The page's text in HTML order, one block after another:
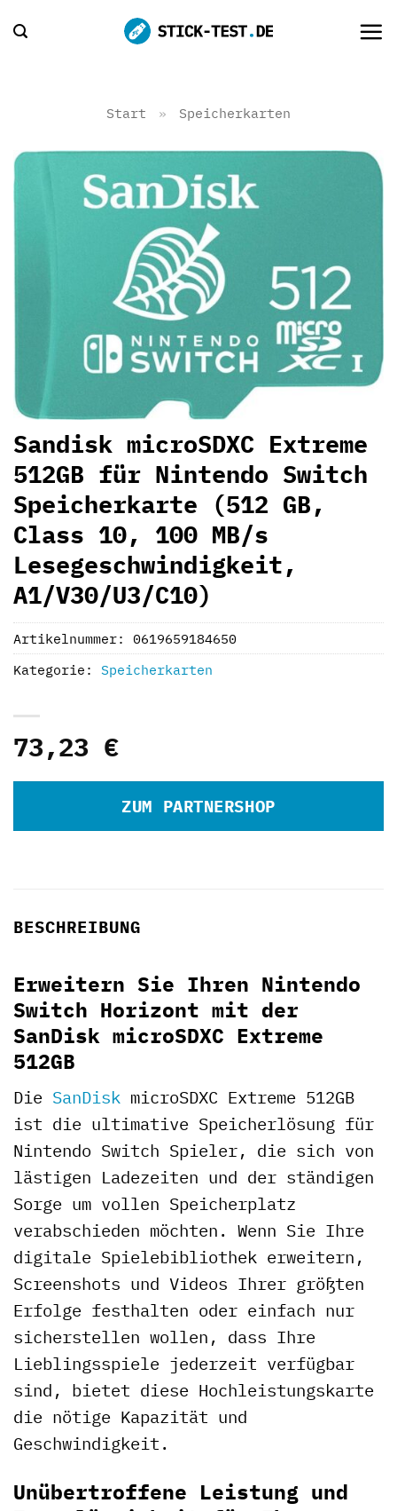
Inhalt
Start » Speicherkarten
Sandisk microSDXC Extreme
512GB für Nintendo Switch
Speicherkarte (512 GB,
Class 10, 100 MB/s
Lesegeschwindigkeit,
A1/V30/U3/C10)
73,23 €
ZUM PARTNERSHOP
Artikelnummer: 0619659184650
Kategorie: Speicherkarten
BESCHREIBUNG
Erweitern Sie Ihren Nintendo
Switch Horizont mit der
SanDisk microSDXC Extreme
512GB
Die SanDisk microSDXC Extreme 512GB
ist die ultimative Speicherlösung für
Nintendo Switch Spieler, die sich von
lästigen Ladezeiten und der ständigen
Sorge um vollen Speicherplatz
verabschieden möchten. Wenn Sie Ihre
digitale Spielebibliothek erweitern,
Screenshots und Videos Ihrer größten
Erfolge festhalten oder einfach nur
sicherstellen wollen, dass Ihre
Lieblingsspiele jederzeit verfügbar
sind, bietet diese Hochleistungskarte
die nötige Kapazität und
Geschwindigkeit.
Unübertroffene Leistung und